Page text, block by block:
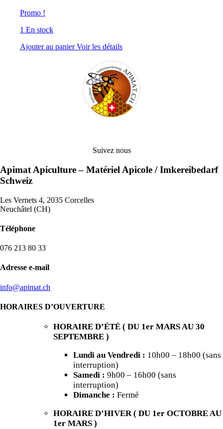
Promo !
1 En stock
Ajouter au panierVoir les détails
Suivez nous
Apimat Apiculture – Matériel Apicole / Imkereibedarf
Schweiz
Les Vernets 4, 2035 Corcelles
Neuchâtel (CH)
Téléphone
076 213 80 33
Adresse e-mail
info@apimat.ch
HORAIRES D’OUVERTURE
HORAIRE D’ÉTÉ(DU 1er MARS AU 30
SEPTEMBRE)
Lundi au Vendredi : 10h00 – 18h00 (sans
interruption)
Samedi : 9h00 – 16h00 (sans
interruption)
Dimanche : Fermé
HORAIRE D’HIVER (DU 1er OCTOBRE AU
1er MARS)